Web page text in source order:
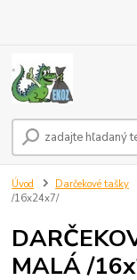
Úvod Darčekové tašky
/16x24x7/
MALÁ /